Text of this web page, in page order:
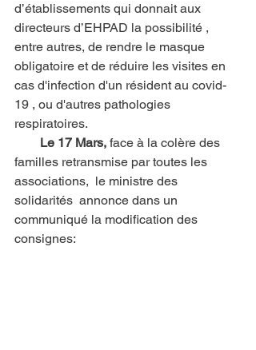
d’établissements qui donnait aux
directeurs d’EHPAD la possibilité ,
entre autres, de rendre le masque
obligatoire et de réduire les visites en
cas d'infection d'un résident au covid-
19 , ou d'autres pathologies
respiratoires.
Le 17 Mars, face à la colère des
familles retransmise par toutes les
associations,  le ministre des
solidarités  annonce dans un
communiqué la modification des
consignes: